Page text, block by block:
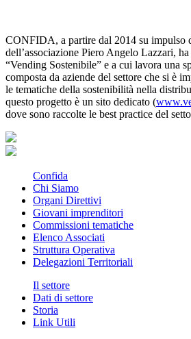
CONFIDA, a partire dal 2014 su impulso
dell’associazione Piero Angelo Lazzari,
“Vending Sostenibile” e a cui lavora una
composta da aziende del settore che si è
le tematiche della sostenibilità nella
questo progetto è un sito dedicato (
dove sono raccolte le best practice del
Confida
Chi Siamo
Organi Direttivi
Giovani imprenditori
Commissioni tematiche
Elenco Associati
Struttura Operativa
Delegazioni Territoriali
Il settore
Dati di settore
Storia
Link Utili